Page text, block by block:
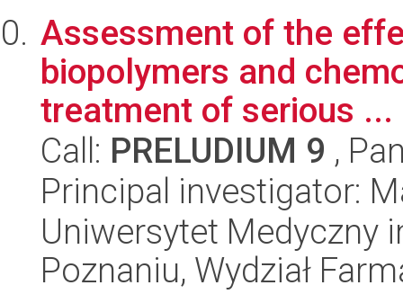
Assessment of the
biopolymers and
treatment of serious ...
Call: PRELUDIUM 9 ,
Principal investigator:
Uniwersytet Medyczny
Poznaniu, Wydział